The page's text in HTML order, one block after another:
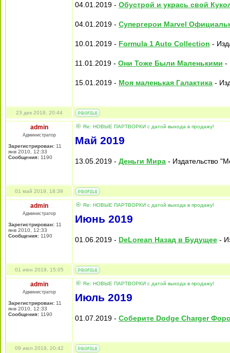
04.01.2019 - Обустрой и укрась свой
04.01.2019 - Супергерои Marvel
10.01.2019 - Formula 1 Auto Collection -
11.01.2019 - Они Тоже Были Маленькими -
15.01.2019 - Моя маленькая Галактика -
23 дек 2018, 20:44
admin
Администратор
Зарегистрирован: 11
янв 2010, 12:33
Сообщения: 1190
Re: НОВЫЕ ПАРТВОРКИ с датой выхода в продажу!
Май 2019
13.05.2019 - Деньги Мира - Издательство
01 май 2019, 18:39
admin
Администратор
Зарегистрирован: 11
янв 2010, 12:33
Сообщения: 1190
Re: НОВЫЕ ПАРТВОРКИ с датой выхода в продажу!
Июнь 2019
01.06.2019 - DeLorean Назад в Будущее -
01 июн 2019, 15:05
admin
Администратор
Зарегистрирован: 11
янв 2010, 12:33
Сообщения: 1190
Re: НОВЫЕ ПАРТВОРКИ с датой выхода в продажу!
Июль 2019
01.07.2019 - Соберите Dodge Charger
09 июл 2019, 20:42